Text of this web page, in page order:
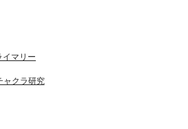
イマリー
ャクラ研究